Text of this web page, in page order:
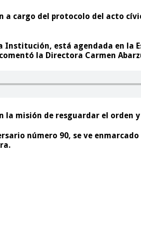
a cargo del protocolo del acto
está agendada en la
la Directora Carmen
la misión de resguardar el
número 90, se ve